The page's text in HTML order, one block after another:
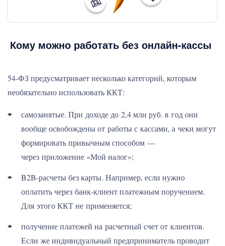
Кому можно работать без онлайн-кассы
54-ФЗ предусматривает несколько категорий, которым
необязательно использовать ККТ:
самозанятые. При доходе до 2,4 млн руб. в год они
вообще освобождены от работы с кассами, а чеки могут
формировать привычным способом —
через приложение «Мой налог»;
B2B-расчеты без карты. Например, если нужно
оплатить через банк-клиент платежным поручением.
Для этого ККТ не применяется;
получение платежей на расчетный счет от клиентов.
Если же индивидуальный предприниматель проводит